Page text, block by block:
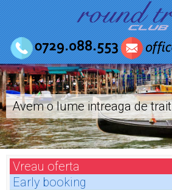
Avem o lume intreaga de trait
Vreau oferta
Early booking